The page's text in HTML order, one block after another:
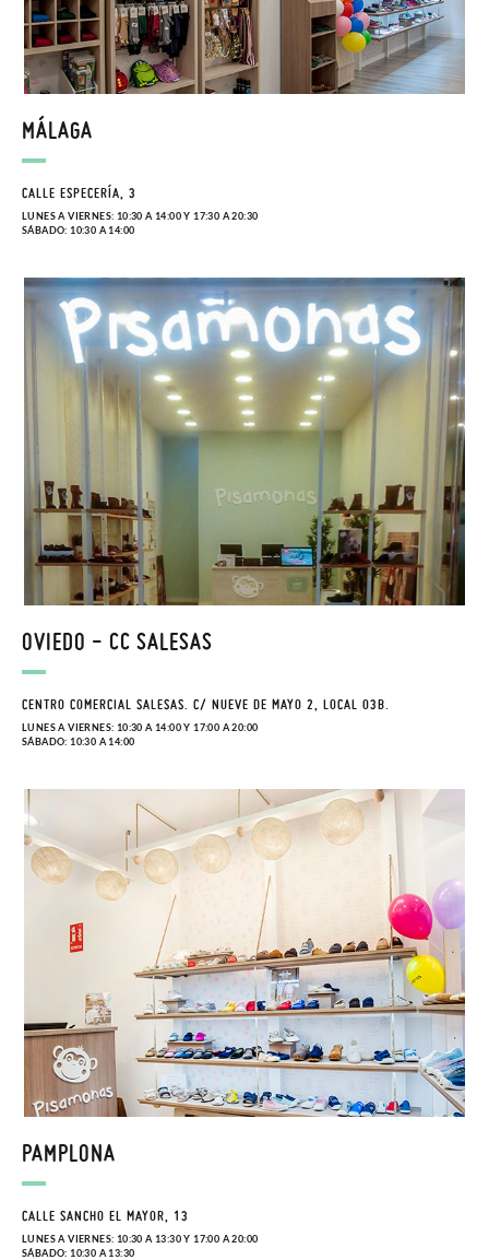
MÁLAGA
CALLE ESPECERÍA, 3
LUNES A VIERNES: 10:30 A 14:00 Y 17:30 A 20:30
SÁBADO: 10:30 A 14:00
OVIEDO - CC SALESAS
CENTRO COMERCIAL SALESAS. C/ NUEVE DE MAYO 2, LOCAL 03B.
LUNES A VIERNES: 10:30 A 14:00 Y 17:00 A 20:00
SÁBADO: 10:30 A 14:00
PAMPLONA
CALLE SANCHO EL MAYOR, 13
LUNES A VIERNES: 10:30 A 13:30 Y 17:00 A 20:00
SÁBADO: 10:30 A 13:30